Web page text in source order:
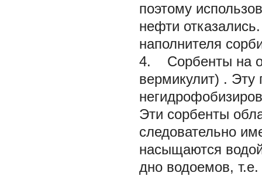
поэтому
нефти
наполнителя
4. Сорбенты на
вермикулит) . Эту
Эти сорбенты
следовательно
насыщаются
дно водоемов, т.е.